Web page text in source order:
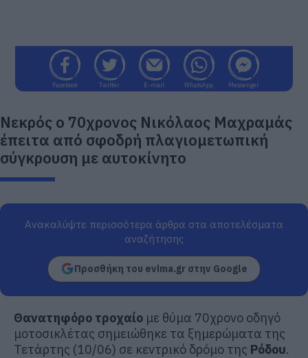
Facebook Twitter E-mail WhatsApp Messenger
Νεκρός ο 70χρονος Νικόλαος Μαχραμάς
έπειτα από σφοδρή πλαγιομετωπική
σύγκρουση με αυτοκίνητο
Ανακαλύψτε περισσότερα άρθρα στα αποτελέσματα
αναζήτησης
Προσθήκη του evima.gr στην Google
Θανατηφόρο τροχαίο με θύμα 70χρονο οδηγό
μοτοσικλέτας σημειώθηκε τα ξημερώματα της
Τετάρτης (10/06) σε κεντρικό δρόμο της Ρόδου.